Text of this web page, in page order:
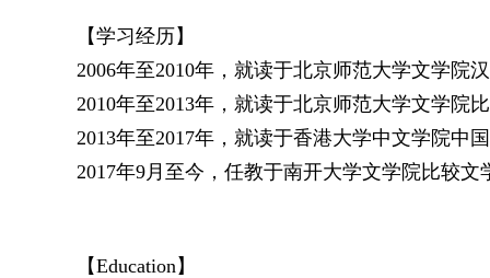
【学习经历】
2006年至2010年，就读于北京师范大学文学院
2010年至2013年，就读于北京师范大学文学院
2013年至2017年，就读于香港大学中文学院中
2017年9月至今，任教于南开大学文学院比较文
【Education】